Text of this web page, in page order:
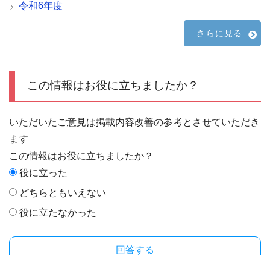
令和6年度
さらに見る
この情報はお役に立ちましたか？
いただいたご意見は掲載内容改善の参考とさせていただき
ます
この情報はお役に立ちましたか？
役に立った
どちらともいえない
役に立たなかった